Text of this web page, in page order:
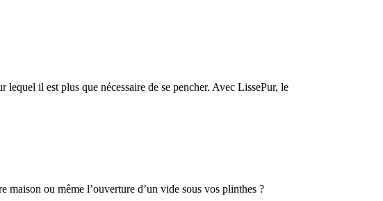
il est plus que nécessaire de se pencher. Avec LissePur, le
maison ou même l’ouverture d’un vide sous vos plinthes ?